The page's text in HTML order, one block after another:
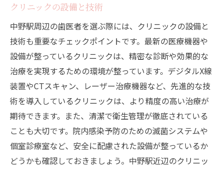
中野駅周辺で安心して通える歯医者の特徴と
は？
衛生管理と清潔さ
アフターケアの充実度
患者への配慮と対応力
最新の治療技術の導入
信頼できるスタッフの存在
リラックスできる診療環境
歯医者の選択中野駅近くで評判の良いクリニッ
クを探すコツ
クリニックの設備と技術
中野駅周辺の歯医者を選ぶ際には、クリニックの設備と
技術も重要なチェックポイントです。最新の医療機器や
設備が整っているクリニックは、精密な診断や効果的な
治療を実現するための環境が整っています。デジタルX線
装置やCTスキャン、レーザー治療機器など、先進的な技
術を導入しているクリニックは、より精度の高い治療が
期待できます。また、清潔で衛生管理が徹底されている
ことも大切です。院内感染予防のための滅菌システムや
個室診療室など、安全に配慮された設備が整っているか
どうかも確認しておきましょう。中野駅近辺のクリニッ